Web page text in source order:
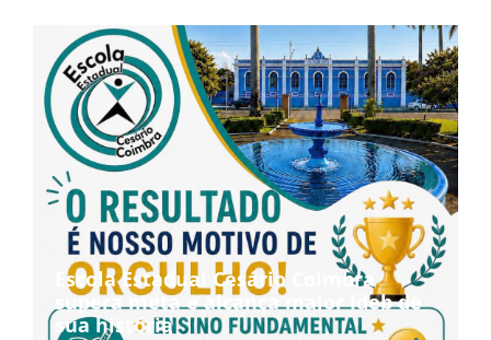
Escola Estadual Cesário Coimbra
supera meta e alcança maior Ideb de
sua história